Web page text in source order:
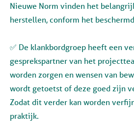
Nieuwe Norm vinden het
herstellen, conform het
✅ De klankbordgroep heeft een
gesprekspartner van het
worden zorgen en wensen van
wordt getoetst of deze goed zijn
Zodat dit verder kan worden
praktijk.